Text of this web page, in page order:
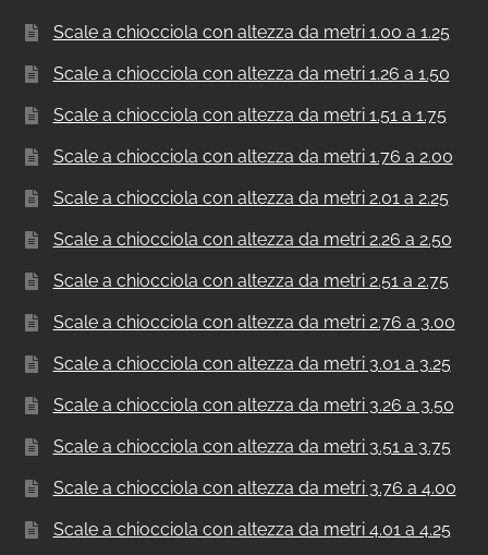
Scale a chiocciola con altezza da metri 1.00 a 1.25
Scale a chiocciola con altezza da metri 1.26 a 1.50
Scale a chiocciola con altezza da metri 1.51 a 1.75
Scale a chiocciola con altezza da metri 1.76 a 2.00
Scale a chiocciola con altezza da metri 2.01 a 2.25
Scale a chiocciola con altezza da metri 2.26 a 2.50
Scale a chiocciola con altezza da metri 2.51 a 2.75
Scale a chiocciola con altezza da metri 2.76 a 3.00
Scale a chiocciola con altezza da metri 3.01 a 3.25
Scale a chiocciola con altezza da metri 3.26 a 3.50
Scale a chiocciola con altezza da metri 3.51 a 3.75
Scale a chiocciola con altezza da metri 3.76 a 4.00
Scale a chiocciola con altezza da metri 4.01 a 4.25